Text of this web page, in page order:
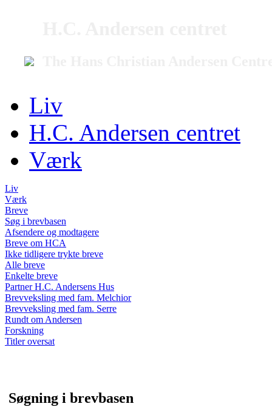
Liv
H.C. Andersen centret
Værk
Liv
Værk
Breve
Søg i brevbasen
Afsendere og modtagere
Breve om HCA
Ikke tidligere trykte breve
Alle breve
Enkelte breve
Partner H.C. Andersens Hus
Brevveksling med fam. Melchior
Brevveksling med fam. Serre
Rundt om Andersen
Forskning
Titler oversat
Søgning i brevbasen